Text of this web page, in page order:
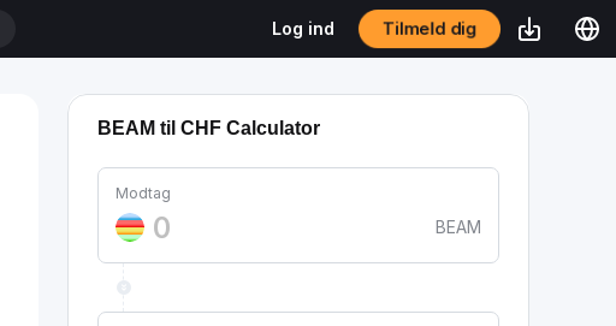
Log ind Tilmeld dig
BEAM til CHF Calculator
Modtag
BEAM